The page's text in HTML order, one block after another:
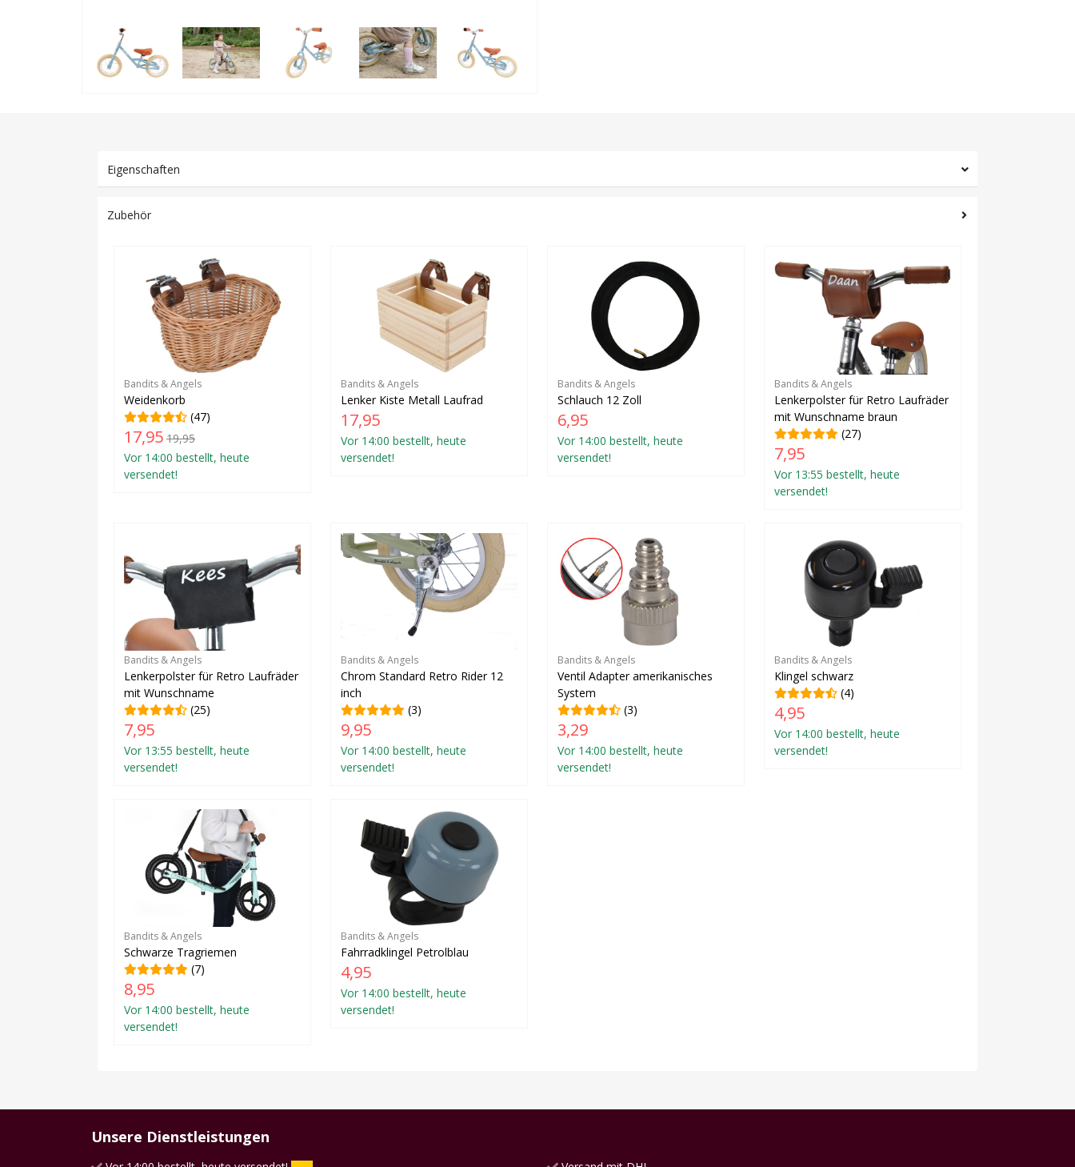
Eigenschaften
Zubehör
Bandits & Angels
Weidenkorb
(47)
17,95 19,95
Vor 14:00 bestellt, heute
versendet!
Bandits & Angels
Lenker Kiste Metall Laufrad
17,95
Vor 14:00 bestellt, heute
versendet!
Bandits & Angels
Schlauch 12 Zoll
6,95
Vor 14:00 bestellt, heute
versendet!
Bandits & Angels
Lenkerpolster für Retro Laufräder
mit Wunschname braun
(27)
7,95
Vor 13:55 bestellt, heute
versendet!
Bandits & Angels
Lenkerpolster für Retro Laufräder
mit Wunschname
(25)
7,95
Vor 13:55 bestellt, heute
versendet!
Bandits & Angels
Chrom Standard Retro Rider 12
inch
(3)
9,95
Vor 14:00 bestellt, heute
versendet!
Bandits & Angels
Ventil Adapter amerikanisches
System
(3)
3,29
Vor 14:00 bestellt, heute
versendet!
Bandits & Angels
Klingel schwarz
(4)
4,95
Vor 14:00 bestellt, heute
versendet!
Bandits & Angels
Schwarze Tragriemen
(7)
8,95
Vor 14:00 bestellt, heute
versendet!
Bandits & Angels
Fahrradklingel Petrolblau
4,95
Vor 14:00 bestellt, heute
versendet!
Unsere Dienstleistungen